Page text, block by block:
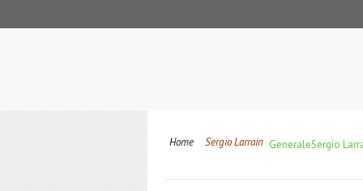
Home GeneraleSergio
Sergio Larrain